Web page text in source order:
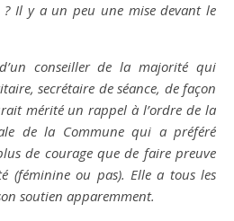
? Il y a un peu une mise devant le
conseiller de la majorité qui
secrétaire de séance, de façon
mérité un rappel à l’ordre de la
de la Commune qui a préféré
de courage que de faire preuve
(féminine ou pas). Elle a tous les
soutien apparemment.